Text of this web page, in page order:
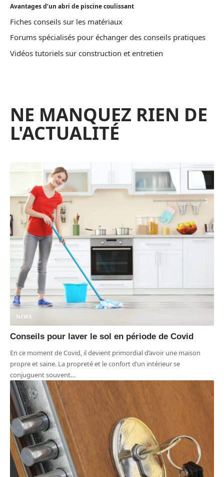
Avantages d’un abri de piscine coulissant
Fiches conseils sur les matériaux
Forums spécialisés pour échanger des conseils pratiques
Vidéos tutoriels sur construction et entretien
NE MANQUEZ RIEN DE
L'ACTUALITÉ
NEWS
Conseils pour laver le sol en période de Covid
En ce moment de Covid, il devient primordial d’avoir une maison
propre et saine. La propreté et le confort d’un intérieur se
conjuguent souvent…